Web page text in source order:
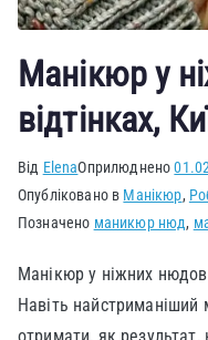
Манікюр у
відтінках,
Від ElenaОприлюднено
Опубліковано в Манікюр,
Позначено маникюр нюд,
Манікюр у ніжних
Навіть